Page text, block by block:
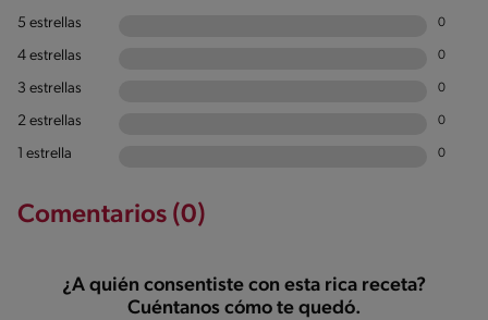
5 estrellas 0
4 estrellas 0
3 estrellas 0
2 estrellas 0
1 estrella 0
Comentarios (0)
¿A quién consentiste con esta rica receta?
Cuéntanos cómo te quedó.